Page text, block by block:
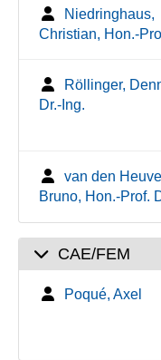
Niedringhaus,
Christian, Hon.-
Röllinger,
Dr.-Ing.
van den
Bruno, Hon.-Prof.
CAE/FEM
Poqué, Axel